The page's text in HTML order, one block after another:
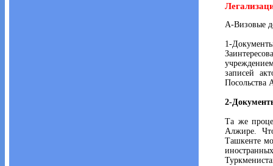
A-Визовые
1-
записей
Посольства
2-
Та же
Алжире.
Ташкенте